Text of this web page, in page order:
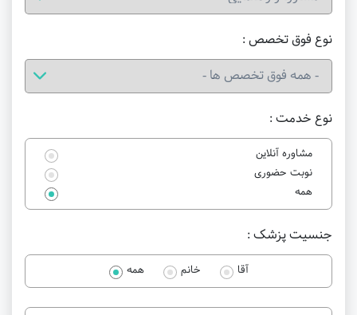
نوع خدمت :
مشاوره آنلاین
نوبت حضوری
همه
نوع فوق تخصص :
جنسیت پزشک :
آقا خانم همه